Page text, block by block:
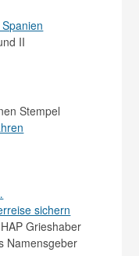
II
Stempel
sichern
Grieshaber
Namensgeber